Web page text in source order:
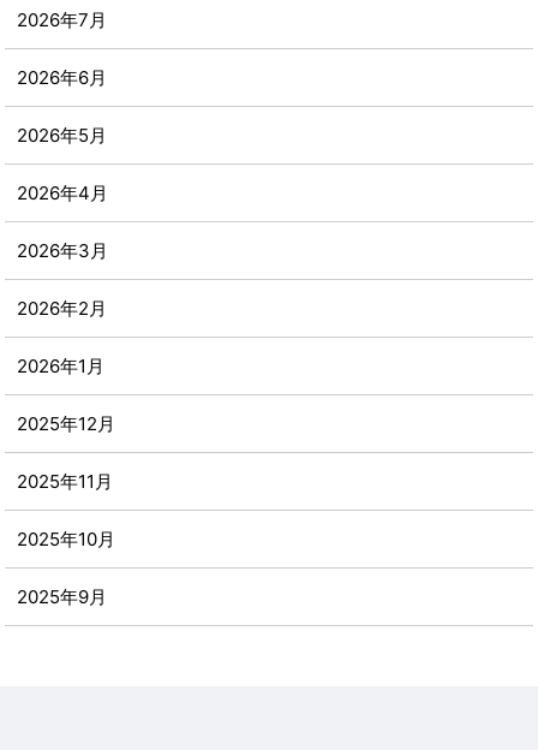
2026年7月
2026年6月
2026年5月
2026年4月
2026年3月
2026年2月
2026年1月
2025年12月
2025年11月
2025年10月
2025年9月